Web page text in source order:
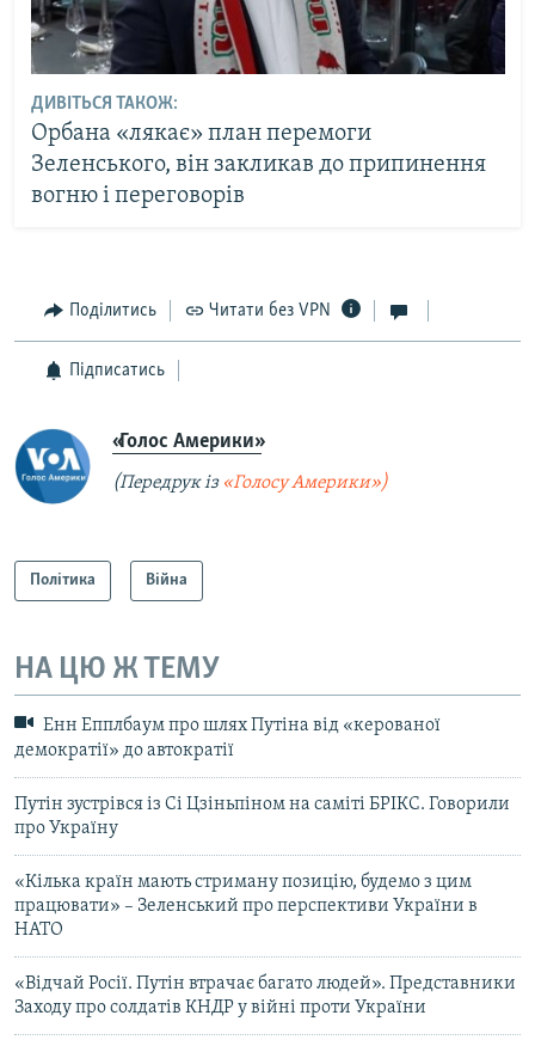
ДИВІТЬСЯ ТАКОЖ:
Орбана «лякає» план перемоги
Зеленського, він закликав до припинення
вогню і переговорів
Поділитись Читати без VPN
Підписатись
«Голос Америки»
(Передрук із «Голосу Америки»)
Політика Війна
НА ЦЮ Ж ТЕМУ
Енн Епплбаум про шлях Путіна від «керованої
демократії» до автократії
Путін зустрівся із Сі Цзіньпіном на саміті БРІКС. Говорили
про Україну
«Кілька країн мають стриману позицію, будемо з цим
працювати» – Зеленський про перспективи України в
НАТО
«Відчай Росії. Путін втрачає багато людей». Представники
Заходу про солдатів КНДР у війні проти України